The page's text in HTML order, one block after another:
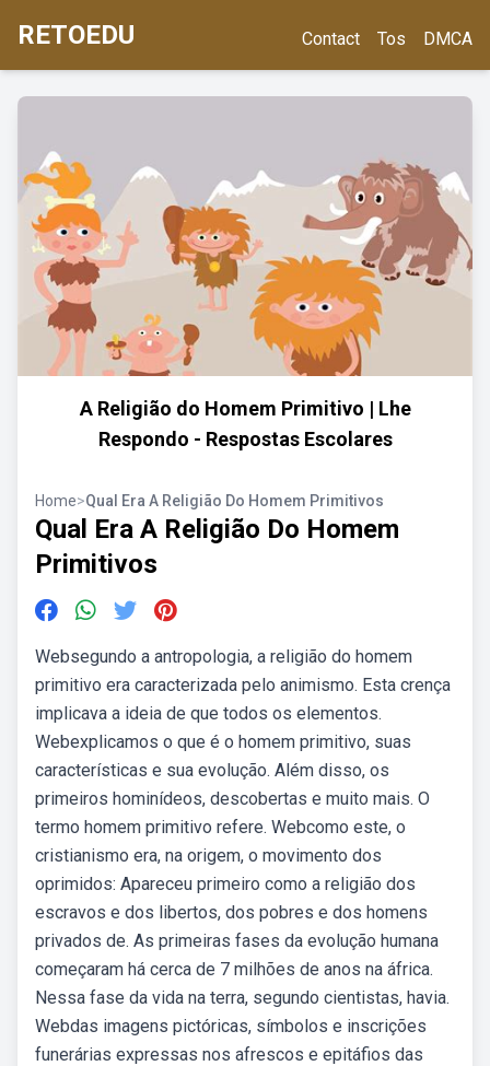
RETOEDU Contact Tos DMCA
A Religião do Homem Primitivo | Lhe
Respondo - Respostas Escolares
Home>Qual Era A Religião Do Homem Primitivos
Qual Era A Religião Do Homem
Primitivos
Websegundo a antropologia, a religião do homem
primitivo era caracterizada pelo animismo. Esta crença
implicava a ideia de que todos os elementos.
Webexplicamos o que é o homem primitivo, suas
características e sua evolução. Além disso, os
primeiros hominídeos, descobertas e muito mais. O
termo homem primitivo refere. Webcomo este, o
cristianismo era, na origem, o movimento dos
oprimidos: Apareceu primeiro como a religião dos
escravos e dos libertos, dos pobres e dos homens
privados de. As primeiras fases da evolução humana
começaram há cerca de 7 milhões de anos na áfrica.
Nessa fase da vida na terra, segundo cientistas, havia.
Webdas imagens pictóricas, símbolos e inscrições
funerárias expressas nos afrescos e epitáfios das